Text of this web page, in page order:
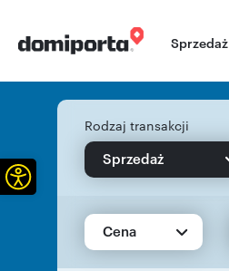
Sprzedaż
Rodzaj transakcji
Sprzedaż
Cena
Otwórz pasek narzędzi